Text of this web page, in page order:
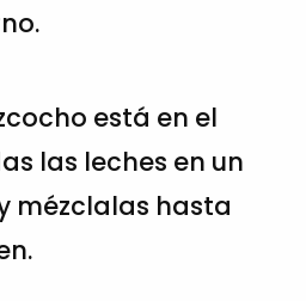
está en el
las leches en un
mézclalas hasta